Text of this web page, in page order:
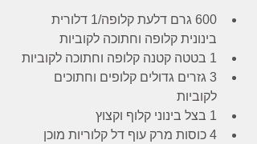
600 גרם דלעת קלופה/1 דלורית
בינונית קלופה וחתוכה לקוביות
1 בטטה קטנה קלופה וחתוכה לקוביות
3 גזרים גדולים קלופים וחתוכים
לקוביות
1 בצל בינוני קלוף וקצוץ
4 כוסות מרק עוף דל קלוריות מוכן